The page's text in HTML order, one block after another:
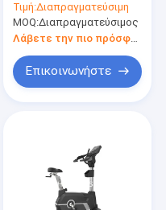
τροφοδοτημένο
διαγώνιο ποδήλατο
περιστροφής ροδών
εκπαιδευτών
μαγνητικό
Τιμή:Διαπραγματεύσιμη
MOQ:Διαπραγματεύσιμος
Επικοινωνήστε